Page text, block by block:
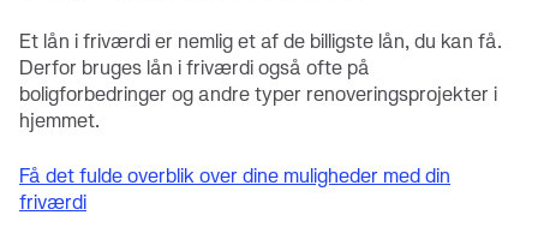
Et lån i friværdi er nemlig et af de billigste lån, du kan få.
Derfor bruges lån i friværdi også ofte på
boligforbedringer og andre typer renoveringsprojekter i
hjemmet.
Få det fulde overblik over dine muligheder med din
friværdi